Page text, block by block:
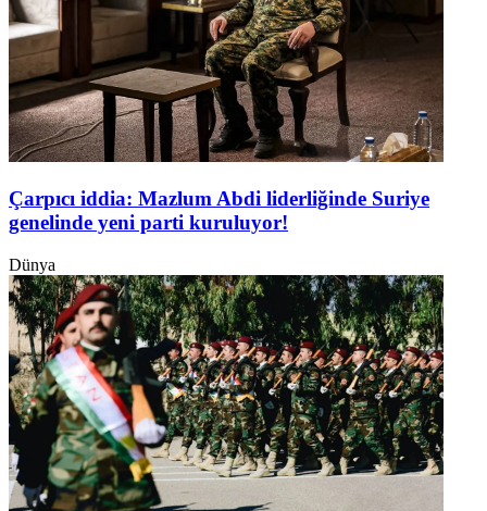
Çarpıcı iddia: Mazlum Abdi liderliğinde Suriye
genelinde yeni parti kuruluyor!
Dünya